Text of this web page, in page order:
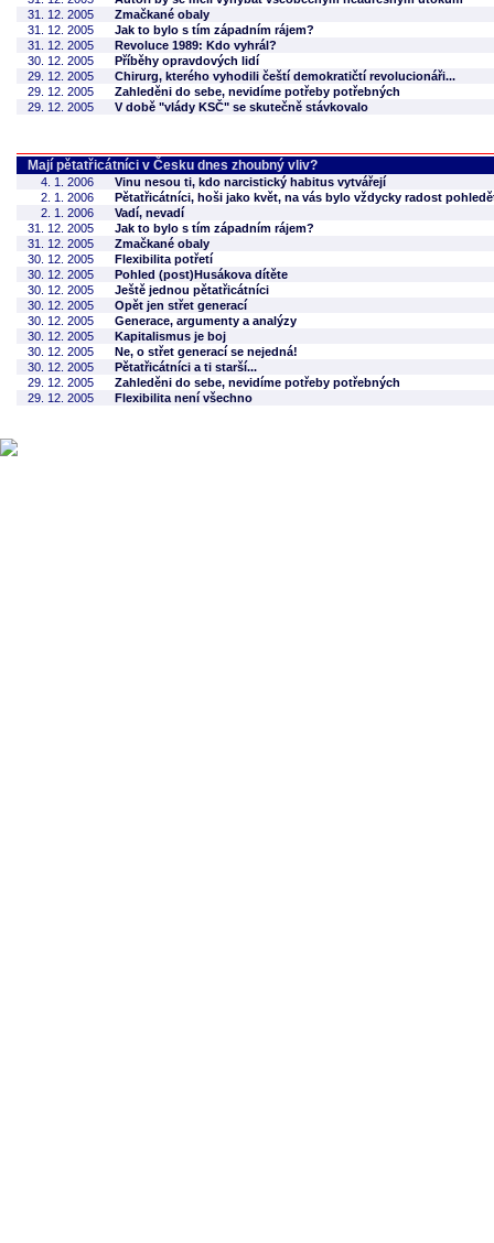
31. 12. 2005
Zmačkané obaly
31. 12. 2005
Jak to bylo s tím západním rájem?
31. 12. 2005
Revoluce 1989: Kdo vyhrál?
30. 12. 2005
Příběhy opravdových lidí
29. 12. 2005
Chirurg, kterého vyhodili čeští demokratičtí revolucionáři...
29. 12. 2005
Zahleděni do sebe, nevidíme potřeby potřebných
29. 12. 2005
V době "vlády KSČ" se skutečně stávkovalo
Mají pětatřicátníci v Česku dnes zhoubný vliv?
4. 1. 2006
Vinu nesou ti, kdo narcistický habitus vytvářejí
2. 1. 2006
Pětatřicátníci, hoši jako květ, na vás bylo vždycky radost
2. 1. 2006
Vadí, nevadí
31. 12. 2005
Jak to bylo s tím západním rájem?
31. 12. 2005
Zmačkané obaly
30. 12. 2005
Flexibilita potřetí
30. 12. 2005
Pohled (post)Husákova dítěte
30. 12. 2005
Ještě jednou pětatřicátníci
30. 12. 2005
Opět jen střet generací
30. 12. 2005
Generace, argumenty a analýzy
30. 12. 2005
Kapitalismus je boj
30. 12. 2005
Ne, o střet generací se nejedná!
30. 12. 2005
Pětatřicátníci a ti starší...
29. 12. 2005
Zahleděni do sebe, nevidíme potřeby potřebných
29. 12. 2005
Flexibilita není všechno